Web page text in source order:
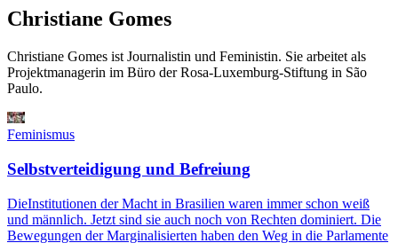
Christiane Gomes
Christiane Gomes ist Journalistin und Feminis­tin. Sie arbeitet als
Projektmanagerin im Büro der Rosa-Luxemburg-Stiftung in São
Paulo.
Feminismus
Selbstverteidigung und Befreiung
DieInstitutionen der Macht in Brasilien waren immer schon weiß
und männlich. Jetzt sind sie auch noch von Rechten dominiert. Die
Bewegungen der Marginalisierten haben den Weg in die Parlamente